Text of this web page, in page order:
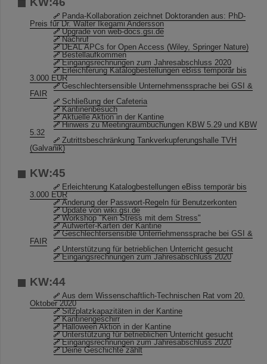
Panda-Kollaboration zeichnet Doktoranden aus: PhD-
Preis für Dr. Walter Ikegami Andersson
Upgrade von web-docs.gsi.de
Nachruf
DEAL APCs for Open Access (Wiley, Springer Nature)
Bestellaufkommen
Eingangsrechnungen zum Jahresabschluss 2020
Erleichterung Katalogbestellungen eBiss temporär bis
3.000 EUR
Geschlechtersensible Unternehmenssprache bei GSI &
FAIR
Schließung der Cafeteria
Kantinenbesuch
Aktuelle Aktion in der Kantine
Hinweis zu Meetingraumbuchungen KBW 5.29 und KBW
5.32
Zutrittsbeschränkung Tankverkupferungshalle TVH
(Galvanik)
KW:45
Erleichterung Katalogbestellungen eBiss temporär bis
3.000 EUR
Änderung der Passwort-Regeln für Benutzerkonten
Update von wiki.gsi.de
Workshop "Kein Stress mit dem Stress"
Aufwerter-Karten der Kantine
Geschlechtersensible Unternehmenssprache bei GSI &
FAIR
Unterstützung für betrieblichen Unterricht gesucht
Eingangsrechnungen zum Jahresabschluss 2020
KW:44
Aus dem Wissenschaftlich-Technischen Rat vom 20.
Oktober 2020
Sitzplatzkapazitäten in der Kantine
Kantinengeschirr
Halloween Aktion in der Kantine
Unterstützung für betrieblichen Unterricht gesucht
Eingangsrechnungen zum Jahresabschluss 2020
Deine Geschichte zählt